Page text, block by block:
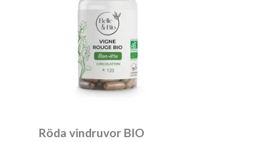
Röda vindruvor BIO